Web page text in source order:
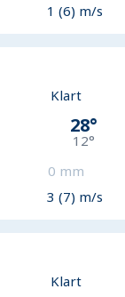
1 (6) m/s
Klart
28°
12°
0 mm
3 (7) m/s
Klart